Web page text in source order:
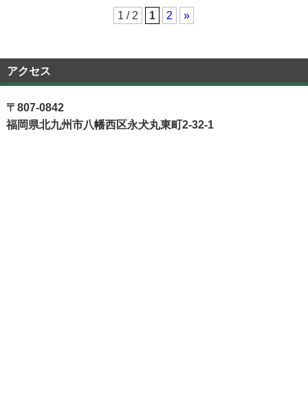
1 / 2 1 2 »
アクセス
〒807-0842
福岡県北九州市八幡西区永犬丸東町2-32-1